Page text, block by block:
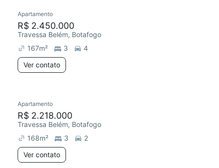
Redecorar
Apartamento
R$ 2.450.000
Travessa Belém, Botafogo
167m² 3
4
Ver contato
Apartamento
R$ 2.218.000
Travessa Belém, Botafogo
168m² 3
2
Ver contato